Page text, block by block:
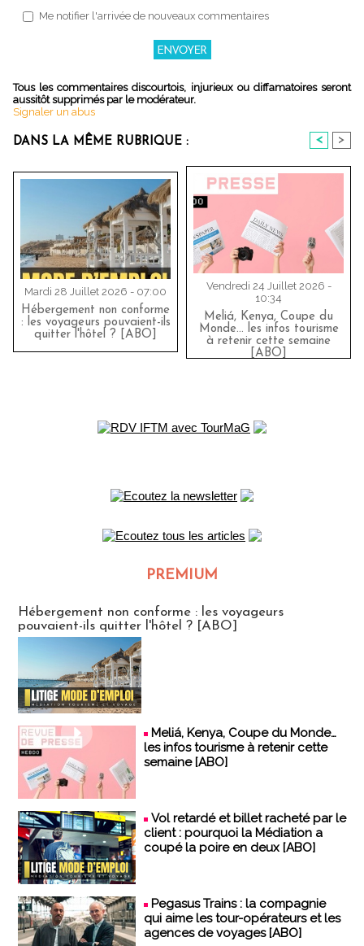
Me notifier l'arrivée de nouveaux commentaires
Tous les commentaires discourtois, injurieux ou diffamatoires seront
aussitôt supprimés par le modérateur.
Signaler un abus
DANS LA MÊME RUBRIQUE : < >
Mardi 28 Juillet 2026 - 07:00
Hébergement non conforme
: les voyageurs pouvaient-ils
quitter l'hôtel ? [ABO]
Vendredi 24 Juillet 2026 -
10:34
Meliá, Kenya, Coupe du
Monde… les infos tourisme
à retenir cette semaine
[ABO]
PREMIUM
Hébergement non conforme : les voyageurs
pouvaient-ils quitter l'hôtel ? [ABO]
Meliá, Kenya, Coupe du Monde…
les infos tourisme à retenir cette
semaine [ABO]
Vol retardé et billet racheté par le
client : pourquoi la Médiation a
coupé la poire en deux [ABO]
Pegasus Trains : la compagnie
qui aime les tour-opérateurs et les
agences de voyages [ABO]